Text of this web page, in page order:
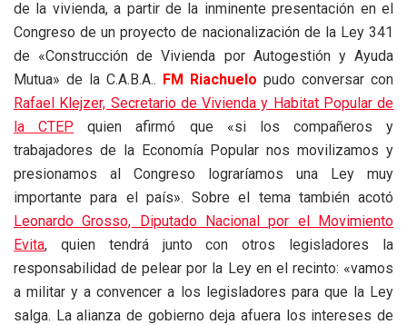
de la vivienda, a partir de la inminente presentación en el
Congreso de un proyecto de nacionalización de la Ley 341
de «Construcción de Vivienda por Autogestión y Ayuda
Mutua» de la C.A.B.A.. FM Riachuelo pudo conversar con
Rafael Klejzer, Secretario de Vivienda y Habitat Popular de
la CTEP quien afirmó que «si los compañeros y
trabajadores de la Economía Popular nos movilizamos y
presionamos al Congreso lograríamos una Ley muy
importante para el país». Sobre el tema también acotó
Leonardo Grosso, Diputado Nacional por el Movimiento
Evita, quien tendrá junto con otros legisladores la
responsabilidad de pelear por la Ley en el recinto: «vamos
a militar y a convencer a los legisladores para que la Ley
salga. La alianza de gobierno deja afuera los intereses de